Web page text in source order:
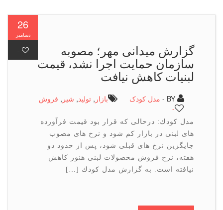
گزارش میدانی مهر؛ مصوبه
سازمان حمایت اجرا نشد، قیمت
لبنیات كاهش نیافت
مدل کودک بازار ,تولید,شیر,فروش
مدل كودك: درحالی كه قرار بود قیمت فرآورده
های لبنی در بازار كم شود و نرخ های مصوب
جایگزین نرخ های قبلی شود، پس از حدود دو
هفته، نرخ فروش محصولات لبنی هنوز كاهش
نیافته است. به گزارش مدل كودك […]